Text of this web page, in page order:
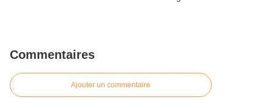
Commentaires
Ajouter un commentaire